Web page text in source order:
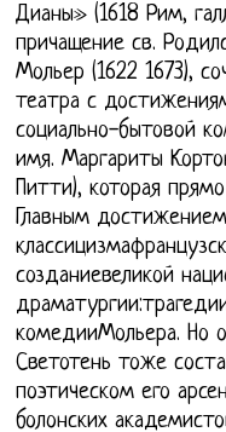
Дианы» (1618 Рим,
причащение св.
Мольер (1622 1673),
театра с
социально-бытовой
имя. Маргариты
Питти), которая
Главным
созданиевеликой
комедииМольера. Но
Светотень тоже
поэтическом его
болонских